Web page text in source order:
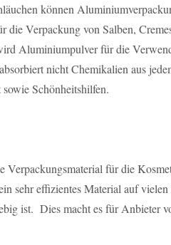
können
Verpackung von Salben,
Aluminiumpulver für die
nicht Chemikalien aus
Schönheitshilfen.
Verpackungsmaterial für die
sehr effizientes Material auf
ist. Dies macht es für Anbieter